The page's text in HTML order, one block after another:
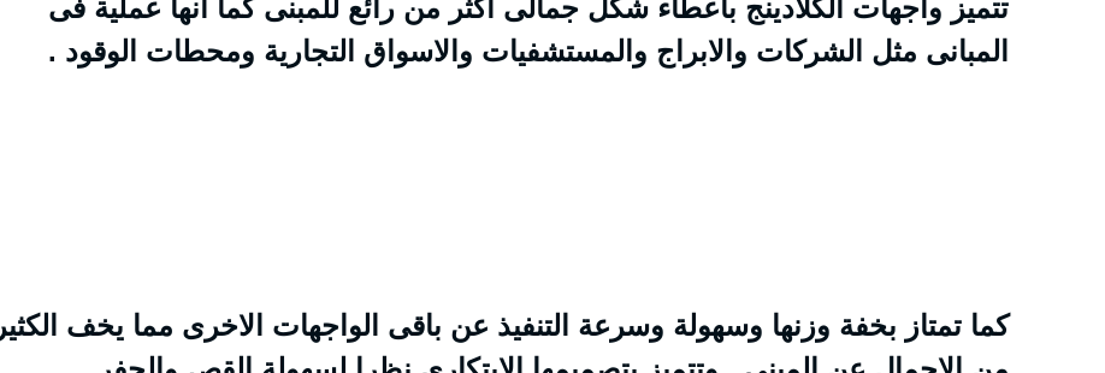
تتميز واجهات الكلادينج باعطاء شكل جمالى اكثر من رائع للمبنى كما انها عملية فى
المبانى مثل الشركات والابراج والمستشفيات والاسواق التجارية ومحطات الوقود .
كما تمتاز بخفة وزنها وسهولة وسرعة التنفيذ عن باقى الواجهات الاخرى مما يخف الكثير